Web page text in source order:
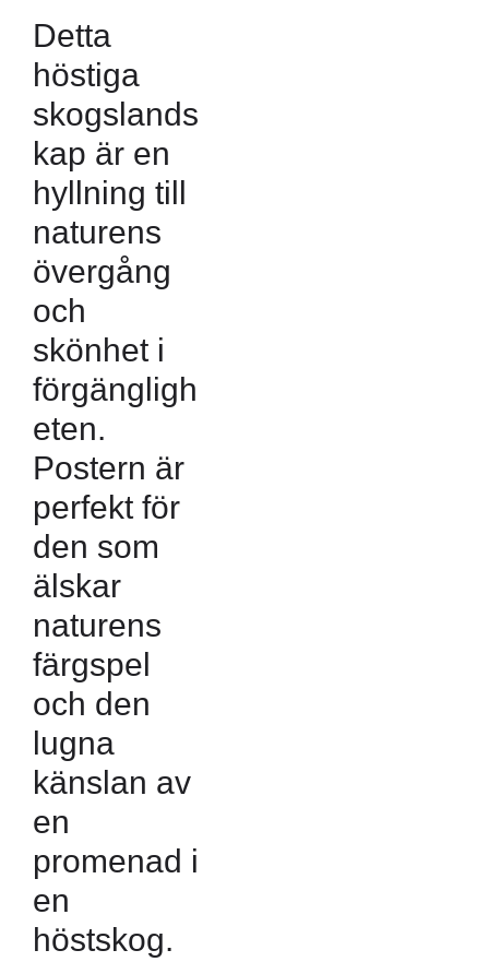
Detta
höstiga
skogslands
kap är en
hyllning till
naturens
övergång
och
skönhet i
förgängligh
eten.
Postern är
perfekt för
den som
älskar
naturens
färgspel
och den
lugna
känslan av
en
promenad i
en
höstskog.